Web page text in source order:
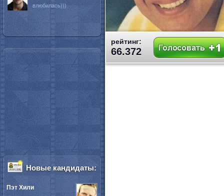
рейтинг:
66.372
влюбилась)))
Новые кандидаты:
Пэт Хили